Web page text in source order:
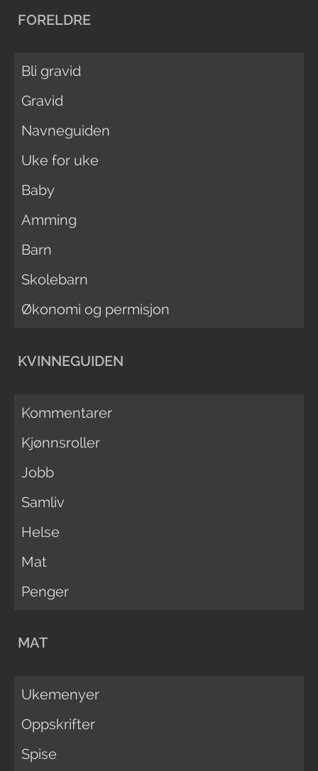
FORELDRE
Bli gravid
Gravid
Navneguiden
Uke for uke
Baby
Amming
Barn
Skolebarn
Økonomi og permisjon
KVINNEGUIDEN
Kommentarer
Kjønnsroller
Jobb
Samliv
Helse
Mat
Penger
MAT
Ukemenyer
Oppskrifter
Spise